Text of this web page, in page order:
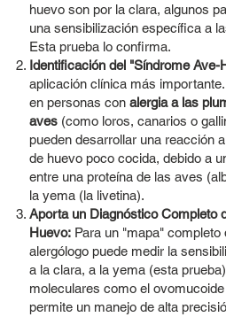
huevo son por la clara, algunos
una sensibilización específica a
Esta prueba lo confirma.
Identificación del "Síndrome Ave-
aplicación clínica más
en personas con alergia a las
aves(como loros, canarios o
pueden desarrollar una reacción
de huevo poco cocida, debido a
entre una proteína de las aves
la yema (la livetina).
Aporta un Diagnóstico Completo
Huevo:Para un "mapa" completo
alergólogo puede medir la
a la clara, a la yema (esta
moleculares como el ovomucoide
permite un manejo de alta